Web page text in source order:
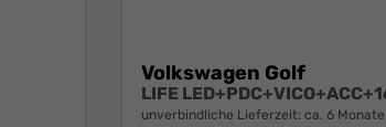
Volkswagen Golf
LIFE
unverbindliche Lieferzeit: ca. 6 Monate